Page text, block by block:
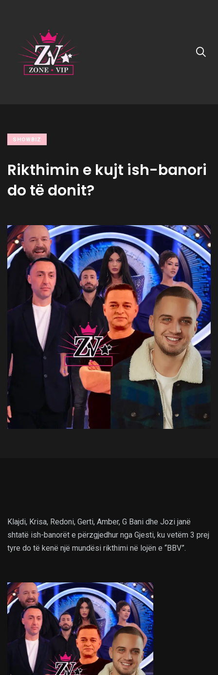
SHOWBIZ
Rikthimin e kujt ish-banori
do të donit?
Klajdi, Krisa, Redoni, Gerti, Amber, G Bani dhe Jozi janë
shtatë ish-banorët e përzgjedhur nga Gjesti, ku vetëm 3 prej
tyre do të kenë një mundësi rikthimi në lojën e “BBV”.